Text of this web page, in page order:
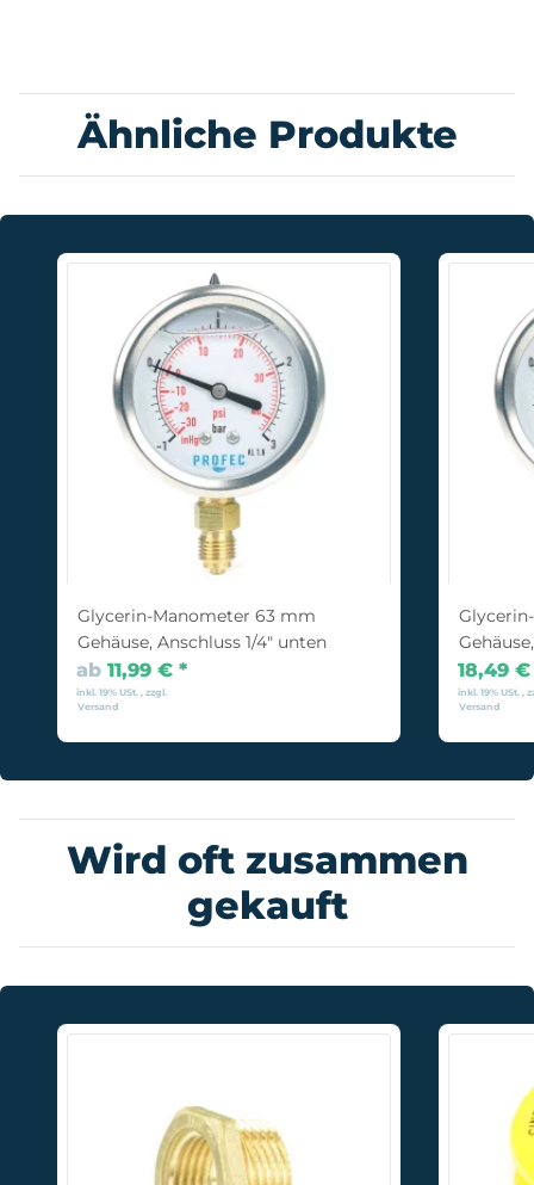
Ähnliche Produkte
Glycerin-Manometer 63 mm
Gehäuse, Anschluss 1/4" unten
ab 11,99 € *
inkl. 19% USt. , zzgl.
Versand
bar
18,49
inkl. 19% USt. ,
Versand
Wird oft zusammen
gekauft